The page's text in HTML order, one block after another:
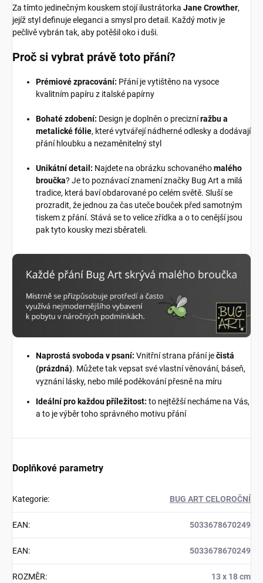
Za tímto jedinečným kouskem stojí ilustrátorka Jane Crowther,
jejíž styl definuje eleganci a smysl pro detail. Každý motiv je
pečlivě vybrán tak, aby potěšil oko i duši.
Proč si vybrat právě toto přání?
Prémiové zpracování: Přání je vytištěno na vysoce
kvalitním papíru z italské papírny
Bohaté zdobení: Design je doplněn o precizníražbu a
metalické fólie, které vytvářejí nádherné odlesky a dodávají
přání hloubku a nezaměnitelný styl
Unikátní detail: Najdete na obrázku schovanéhomalého
broučka? Je to poznávací znamení značky Bug Art a milá
tradice, která baví obdarované po celém světě. Sluší se
prozradit, že jednou za čas uteče bouček před samotným
tiskem z přání. Stává se to velice zřídka a o to cenější jsou
pak tyto kousky mezi sběrateli.
Naprostá svoboda v psaní: Vnitřní strana přání ječistá
(prázdná). Můžete tak vepsat své vlastní věnování, báseň,
vyznání lásky, nebo milé poděkování přesně na míru
Ideální pro každou příležitost: to nejtěžší necháme na Vás,
a to je výběr toho správného motivu přání
Doplňkové parametry
Kategorie: BUG ART CELOROČNÍ
EAN: 5033678670249
EAN: 5033678670249
ROZMĚR: 13 x 18 cm